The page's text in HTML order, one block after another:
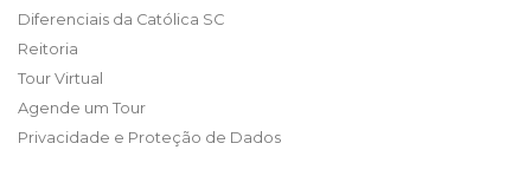
Diferenciais da Católica SC
Reitoria
Tour Virtual
Agende um Tour
Privacidade e Proteção de Dados